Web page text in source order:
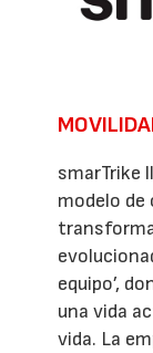
smarTrike
modelo
equipo’,
una vida
vida. La